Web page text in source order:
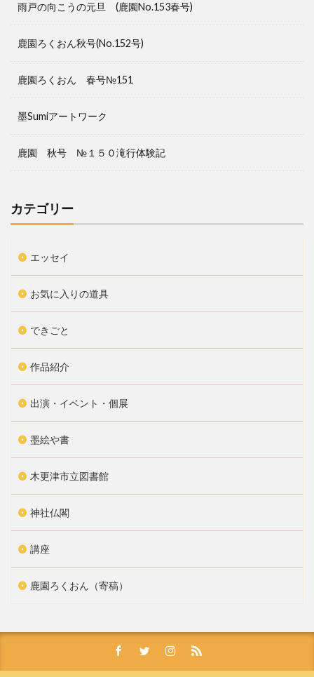
雨戸の向こうの元旦 (鹿園No.153春号)
鹿園ろくおん秋号(No.152号)
鹿園ろくおん 春号№151
墨Sumiアートワーク
鹿園 秋号 №１５０滝行体験記
カテゴリー
エッセイ
お気に入りの道具
できごと
作品紹介
出演・イベント・個展
墨絵や書
木更津市立図書館
神社仏閣
講座
鹿園ろくおん（寄稿）